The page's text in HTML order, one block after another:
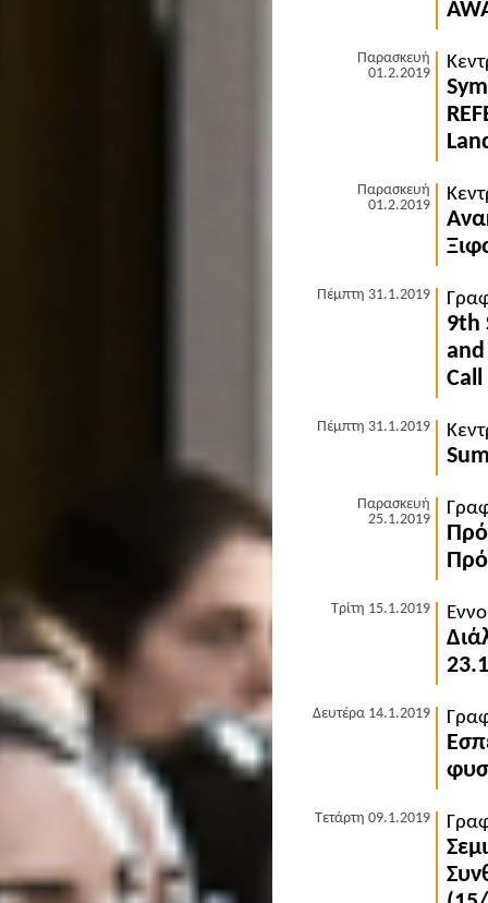
Παρασκευή
01.2.2019
Παρασκευή
01.2.2019
Πέμπτη 31.1.2019
9th
Πέμπτη 31.1.2019
Παρασκευή
25.1.2019
Τρίτη 15.1.2019
Δευτέρα 14.1.2019
Τετάρτη 09.1.2019